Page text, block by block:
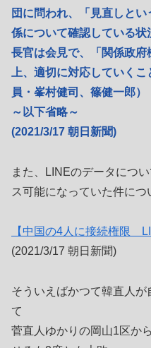
団に問われ、「見直しと
係について確認している
長官は会見で、「関係政
上、適切に対応していく
員・峯村健司、篠健一郎）
～以下省略～
(2021/3/17 朝日新聞)
また、LINEのデータにつ
ス可能になっていた件につ
【中国の4人に接続権限
(2021/3/17 朝日新聞)
そういえばかつて韓直人
て
菅直人ゆかりの岡山1区か